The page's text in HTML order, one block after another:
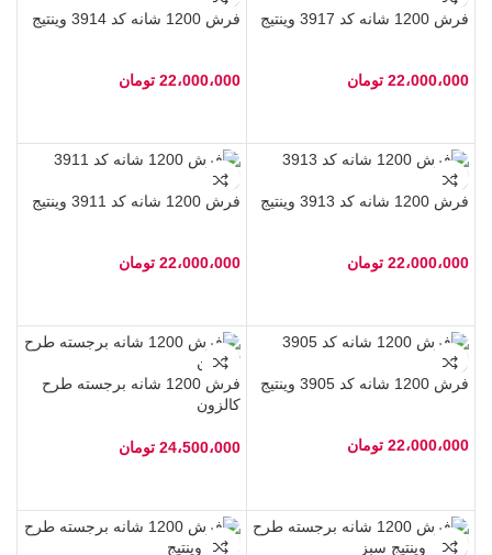
فرش 1200 شانه کد 3917 وینتیج
22،000،000 تومان
فرش 1200 شانه کد 3914 وینتیج
22،000،000 تومان
فرش 1200 شانه کد 3913 وینتیج
22،000،000 تومان
فرش 1200 شانه کد 3911 وینتیج
22،000،000 تومان
فرش 1200 شانه کد 3905 وینتیج
22،000،000 تومان
فرش 1200 شانه برجسته طرح
کالزون
24،500،000 تومان